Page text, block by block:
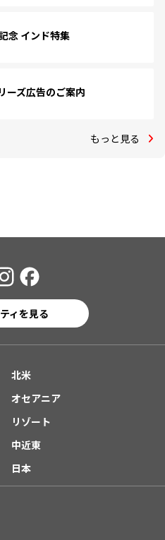
念 インド特集
ーズ広告のご案内
もっと見る
ィを見る
北米
オセアニア
リゾート
中近東
日本